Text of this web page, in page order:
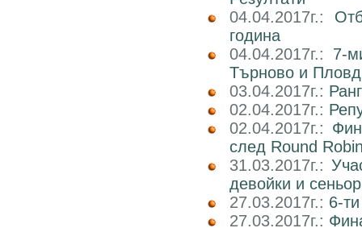
04.04.2017г.:
година
04.04.2017г.: 7-
Търново и
03.04.2017г.:
02.04.2017г.:
02.04.2017г.:
след Round
31.03.2017г.:
девойки и
27.03.2017г.: 6-
27.03.2017г.: